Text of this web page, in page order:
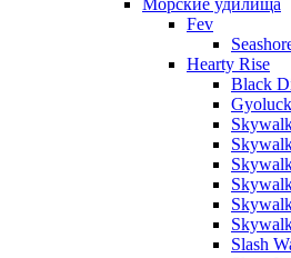
Fev
Hearty Rise
Black
Gyoluck
Slash